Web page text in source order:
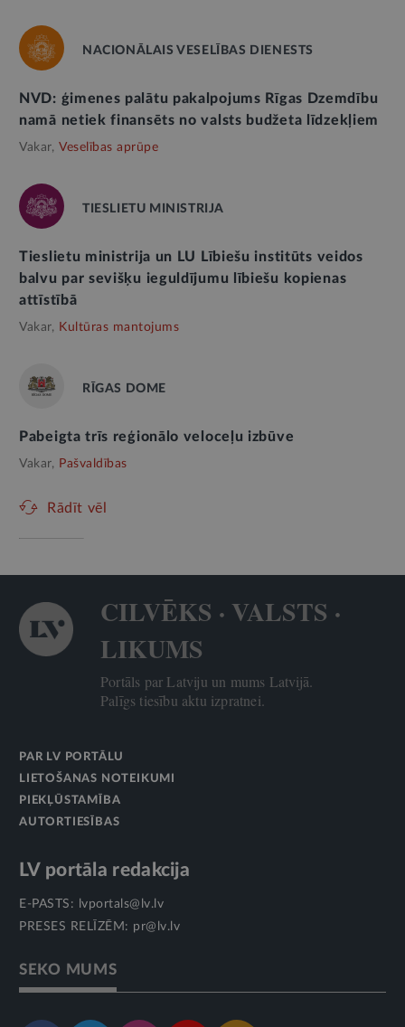
NACIONĀLAIS VESELĪBAS DIENESTS
NVD: ģimenes palātu pakalpojums Rīgas Dzemdību
namā netiek finansēts no valsts budžeta līdzekļiem
Vakar, Veselības aprūpe
TIESLIETU MINISTRIJA
Tieslietu ministrija un LU Lībiešu institūts veidos
balvu par sevišķu ieguldījumu lībiešu kopienas
attīstībā
Vakar, Kultūras mantojums
RĪGAS DOME
Pabeigta trīs reģionālo veloceļu izbūve
Vakar, Pašvaldības
Rādīt vēl
CILVĒKS · VALSTS ·
LIKUMS
Portāls par Latviju un mums Latvijā.
Palīgs tiesību aktu izpratnei.
PAR LV PORTĀLU
LIETOŠANAS NOTEIKUMI
PIEKĻŪSTAMĪBA
AUTORTIESĪBAS
LV portāla redakcija
E-PASTS:
lvportals@lv.lv
PRESES RELĪZĒM: pr@lv.lv
SEKO MUMS